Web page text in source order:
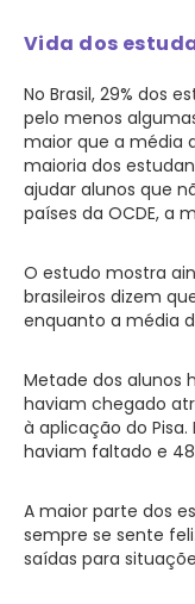
Vida dos
No Brasil, 29% dos
pelo menos
maior que a média
maioria dos
ajudar alunos que
países da OCDE, a
O estudo mostra
brasileiros dizem
enquanto a média
Metade dos alunos
haviam chegado
à aplicação do Pisa.
haviam faltado e
A maior parte dos
sempre se sente
saídas para